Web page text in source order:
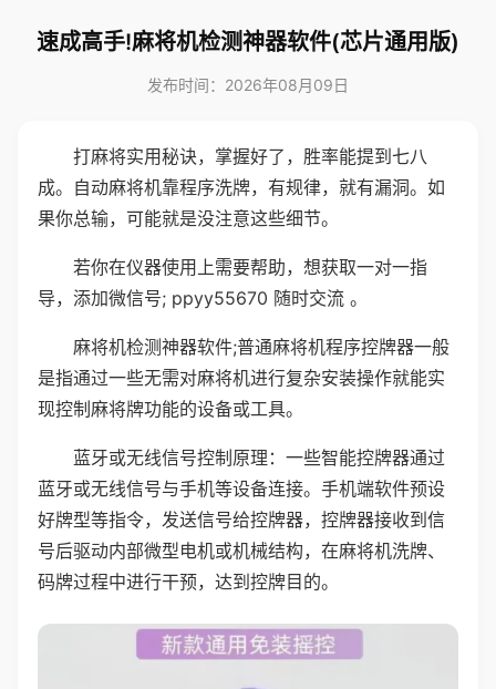
速成高手!麻将机检测神器软件(芯片通用版)
发布时间：2026年08月09日
打麻将实用秘诀，掌握好了，胜率能提到七八
成。自动麻将机靠程序洗牌，有规律，就有漏洞。如
果你总输，可能就是没注意这些细节。
若你在仪器使用上需要帮助，想获取一对一指
导，添加微信号; ppyy55670 随时交流 。
麻将机检测神器软件;普通麻将机程序控牌器一般
是指通过一些无需对麻将机进行复杂安装操作就能实
现控制麻将牌功能的设备或工具。
蓝牙或无线信号控制原理：一些智能控牌器通过
蓝牙或无线信号与手机等设备连接。手机端软件预设
好牌型等指令，发送信号给控牌器，控牌器接收到信
号后驱动内部微型电机或机械结构，在麻将机洗牌、
码牌过程中进行干预，达到控牌目的。